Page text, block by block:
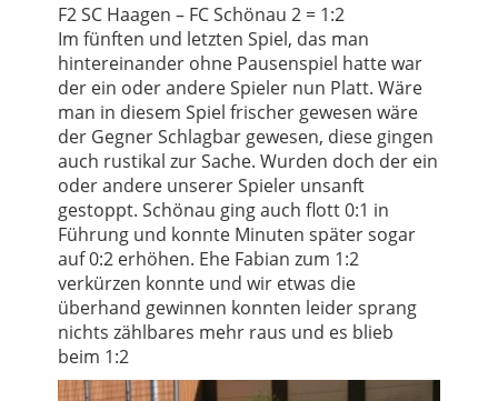
F2 SC Haagen – FC Schönau 2 = 1:2
Im fünften und letzten Spiel, das man
hintereinander ohne Pausenspiel hatte war
der ein oder andere Spieler nun Platt. Wäre
man in diesem Spiel frischer gewesen wäre
der Gegner Schlagbar gewesen, diese gingen
auch rustikal zur Sache. Wurden doch der ein
oder andere unserer Spieler unsanft
gestoppt. Schönau ging auch flott 0:1 in
Führung und konnte Minuten später sogar
auf 0:2 erhöhen. Ehe Fabian zum 1:2
verkürzen konnte und wir etwas die
überhand gewinnen konnten leider sprang
nichts zählbares mehr raus und es blieb
beim 1:2